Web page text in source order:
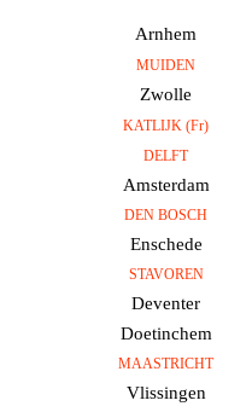
Arnhem
MUIDEN
Zwolle
KATLIJK (Fr)
DELFT
Amsterdam
DEN BOSCH
Enschede
STAVOREN
Deventer
Doetinchem
MAASTRICHT
Vlissingen